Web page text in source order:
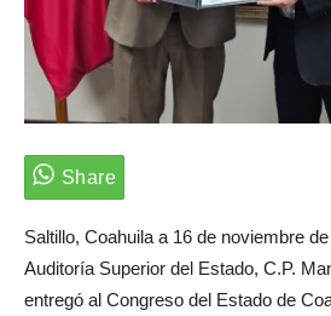
Saltillo, Coahuila a 16 de noviembre
Auditoría Superior del Estado, C.P.
entregó al Congreso del Estado de